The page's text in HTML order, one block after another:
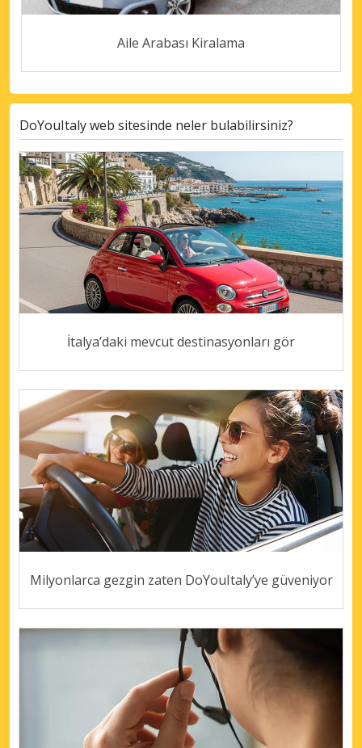
Aile Arabası Kiralama
DoYouItaly web sitesinde neler bulabilirsiniz?
İtalya’daki mevcut destinasyonları gör
Milyonlarca gezgin zaten DoYouItaly’ye güveniyor